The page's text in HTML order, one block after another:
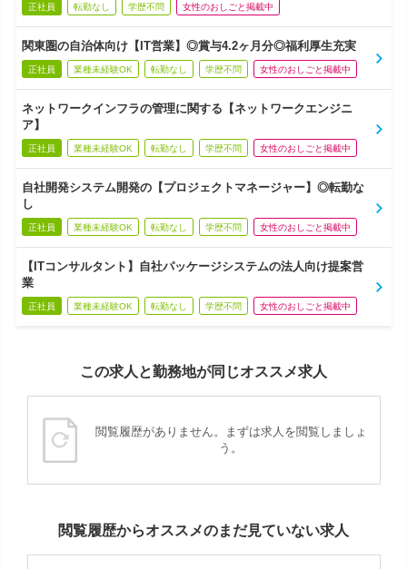
正社員 転勤なし 学歴不問 女性のおしごと掲載中
関東圏の自治体向け【IT営業】◎賞与4.2ヶ月分◎福利厚生充実
正社員 業種未経験OK 転勤なし 学歴不問 女性のおしごと掲載中
ネットワークインフラの管理に関する【ネットワークエンジニ
ア】
正社員 業種未経験OK 転勤なし 学歴不問 女性のおしごと掲載中
自社開発システム開発の【プロジェクトマネージャー】◎転勤な
し
正社員 業種未経験OK 転勤なし 学歴不問 女性のおしごと掲載中
【ITコンサルタント】自社パッケージシステムの法人向け提案営
業
正社員 業種未経験OK 転勤なし 学歴不問 女性のおしごと掲載中
この求人と勤務地が同じオススメ求人
閲覧履歴がありません。まずは求人を閲覧しましょ
う。
閲覧履歴からオススメのまだ見ていない求人